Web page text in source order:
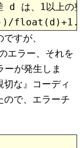
、1以上の整
すが、
エラー、それを
ーが発生しま
な』コーディ
ので、エラーチ